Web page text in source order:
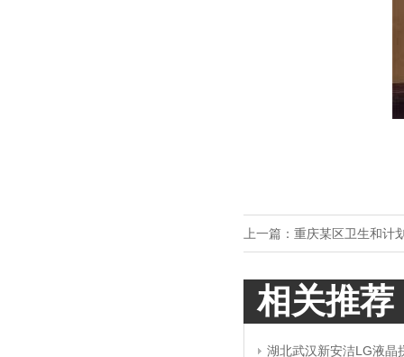
上一篇： 重庆某区卫生和计
相关推荐
湖北武汉新安洁LG液晶